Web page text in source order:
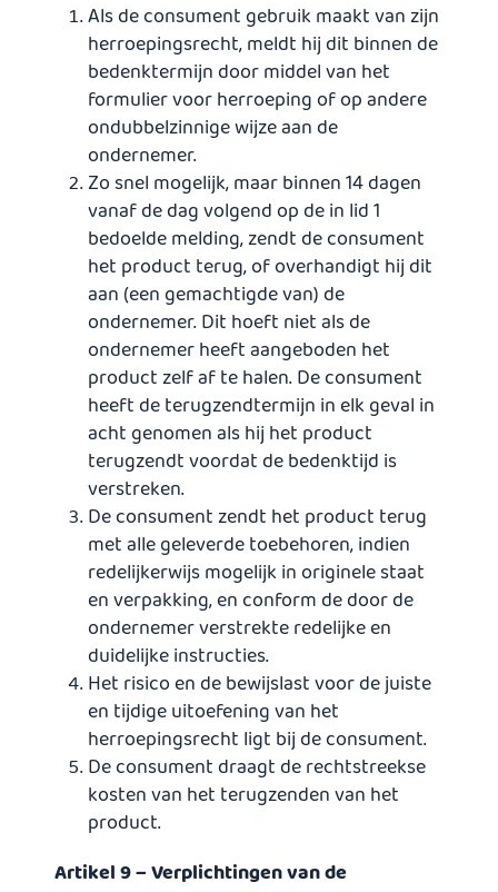
Als de consument gebruik maakt van zijn
herroepingsrecht, meldt hij dit binnen de
bedenktermijn door middel van het
formulier voor herroeping of op andere
ondubbelzinnige wijze aan de
ondernemer.
Zo snel mogelijk, maar binnen 14 dagen
vanaf de dag volgend op de in lid 1
bedoelde melding, zendt de consument
het product terug, of overhandigt hij dit
aan (een gemachtigde van) de
ondernemer. Dit hoeft niet als de
ondernemer heeft aangeboden het
product zelf af te halen. De consument
heeft de terugzendtermijn in elk geval in
acht genomen als hij het product
terugzendt voordat de bedenktijd is
verstreken.
De consument zendt het product terug
met alle geleverde toebehoren, indien
redelijkerwijs mogelijk in originele staat
en verpakking, en conform de door de
ondernemer verstrekte redelijke en
duidelijke instructies.
Het risico en de bewijslast voor de juiste
en tijdige uitoefening van het
herroepingsrecht ligt bij de consument.
De consument draagt de rechtstreekse
kosten van het terugzenden van het
product.
Artikel 9 – Verplichtingen van de